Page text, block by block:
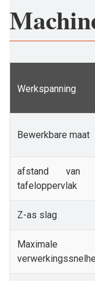
Werkspanning
Bewerkbare maat
afstand
tafeloppervlak
Z-as slag
Maximale